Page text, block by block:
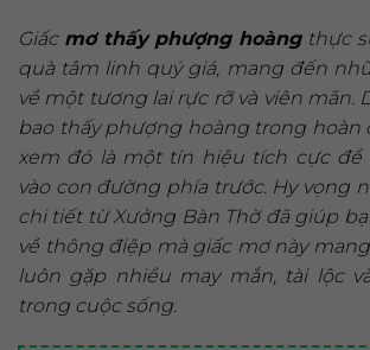
Giấc mơ thấy phượng hoàngthực
quà tâm linh quý giá, mang đến
về một tương lai rực rỡ và viên mãn.
bao thấy phượng hoàng trong hoàn
xem đó là một tín hiệu tích cực để
vào con đường phía trước. Hy vọng
chi tiết từ Xưởng Bàn Thờ đã giúp
về thông điệp mà giấc mơ này
luôn gặp nhiều may mắn, tài lộc
trong cuộc sống.